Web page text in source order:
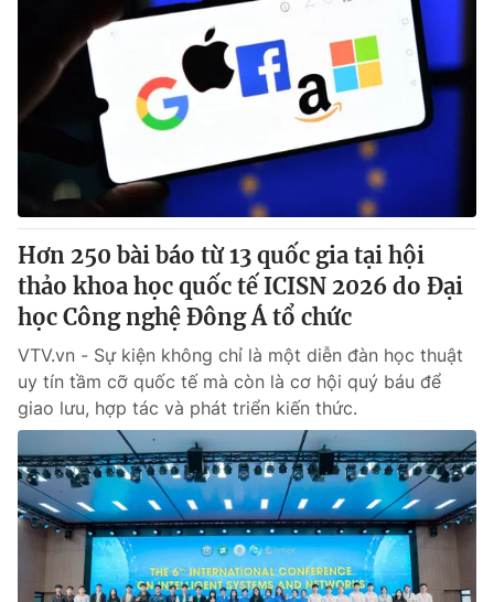
Hơn 250 bài báo từ 13 quốc gia tại hội
thảo khoa học quốc tế ICISN 2026 do Đại
học Công nghệ Đông Á tổ chức
VTV.vn - Sự kiện không chỉ là một diễn đàn học thuật
uy tín tầm cỡ quốc tế mà còn là cơ hội quý báu để
giao lưu, hợp tác và phát triển kiến thức.